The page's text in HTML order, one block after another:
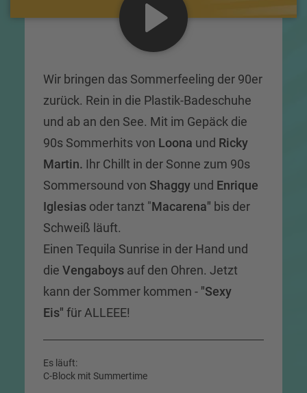
Wir bringen das Sommerfeeling der 90er
zurück. Rein in die Plastik-Badeschuhe
und ab an den See. Mit im Gepäck die
90s Sommerhits von Loona und Ricky
Martin. Ihr Chillt in der Sonne zum 90s
Sommersound von Shaggy und Enrique
Iglesias oder tanzt "Macarena" bis der
Schweiß läuft.
Einen Tequila Sunrise in der Hand und
die Vengaboys auf den Ohren. Jetzt
kann der Sommer kommen - "Sexy
Eis" für ALLEEE!
Es läuft:
C-Block mit Summertime